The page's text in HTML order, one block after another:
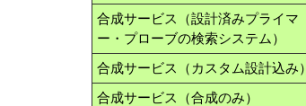
合成サービス（設計済みプライマ
ー・プローブの検索システム）
合成サービス（カスタム設計込み）
合成サービス（合成のみ）